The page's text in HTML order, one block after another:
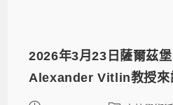
2026年3月23日薩爾茲
Alexander Vitlin教授來